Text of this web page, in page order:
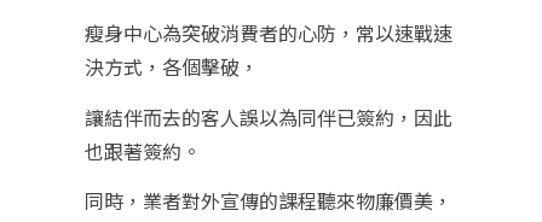
瘦身中心為突破消費者的心防，常以速戰速
決方式，各個擊破，
讓結伴而去的客人誤以為同伴已簽約，因此
也跟著簽約。
同時，業者對外宣傳的課程聽來物廉價美，